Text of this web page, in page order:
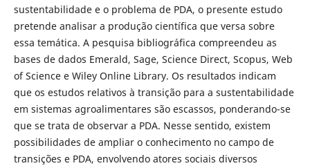
sustentabilidade e o problema de PDA, o presente estudo
pretende analisar a produção científica que versa sobre
essa temática. A pesquisa bibliográfica compreendeu as
bases de dados Emerald, Sage, Science Direct, Scopus, Web
of Science e Wiley Online Library. Os resultados indicam
que os estudos relativos à transição para a sustentabilidade
em sistemas agroalimentares são escassos, ponderando-se
que se trata de observar a PDA. Nesse sentido, existem
possibilidades de ampliar o conhecimento no campo de
transições e PDA, envolvendo atores sociais diversos